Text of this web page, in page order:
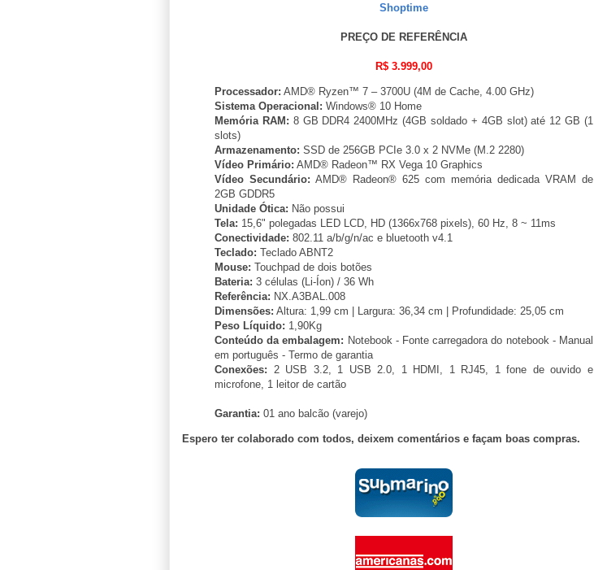
Shoptime
PREÇO DE REFERÊNCIA
R$ 3.999,00
Processador: AMD® Ryzen™ 7 – 3700U (4M de Cache, 4.00 GHz)
Sistema Operacional: Windows® 10 Home
Memória RAM: 8 GB DDR4 2400MHz (4GB soldado + 4GB slot) até 12 GB (1
slots)
Armazenamento: SSD de 256GB PCIe 3.0 x 2 NVMe (M.2 2280)
Vídeo Primário: AMD® Radeon™ RX Vega 10 Graphics
Vídeo Secundário: AMD® Radeon® 625 com memória dedicada VRAM de
2GB GDDR5
Unidade Ótica: Não possui
Tela: 15,6" polegadas LED LCD, HD (1366x768 pixels), 60 Hz, 8 ~ 11ms
Conectividade: 802.11 a/b/g/n/ac e bluetooth v4.1
Teclado: Teclado ABNT2
Mouse: Touchpad de dois botões
Bateria: 3 células (Li-Íon) / 36 Wh
Referência: NX.A3BAL.008
Dimensões: Altura: 1,99 cm | Largura: 36,34 cm | Profundidade: 25,05 cm
Peso Líquido: 1,90Kg
Conteúdo da embalagem: Notebook - Fonte carregadora do notebook - Manual
em português - Termo de garantia
Conexões: 2 USB 3.2, 1 USB 2.0, 1 HDMI, 1 RJ45, 1 fone de ouvido e
microfone, 1 leitor de cartão
Garantia: 01 ano balcão (varejo)
Espero ter colaborado com todos, deixem comentários e façam boas compras.